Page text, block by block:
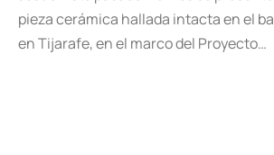
pieza cerámica hallada intacta en el
en Tijarafe, en el marco del Proyecto…